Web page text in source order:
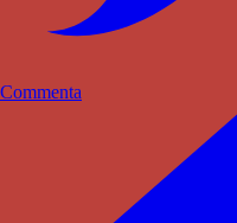
Commenta